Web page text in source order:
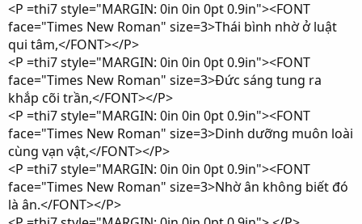
<P =thi7 style="MARGIN: 0in 0in 0pt 0.9in"><FONT
face="Times New Roman" size=3>Thái bình nhờ ở luật
qui tâm,</FONT></P>
<P =thi7 style="MARGIN: 0in 0in 0pt 0.9in"><FONT
face="Times New Roman" size=3>Đức sáng tung ra
khắp cõi trần,</FONT></P>
<P =thi7 style="MARGIN: 0in 0in 0pt 0.9in"><FONT
face="Times New Roman" size=3>Dinh dưỡng muôn loài
cùng vạn vật,</FONT></P>
<P =thi7 style="MARGIN: 0in 0in 0pt 0.9in"><FONT
face="Times New Roman" size=3>Nhờ ân không biết đó
là ân.</FONT></P>